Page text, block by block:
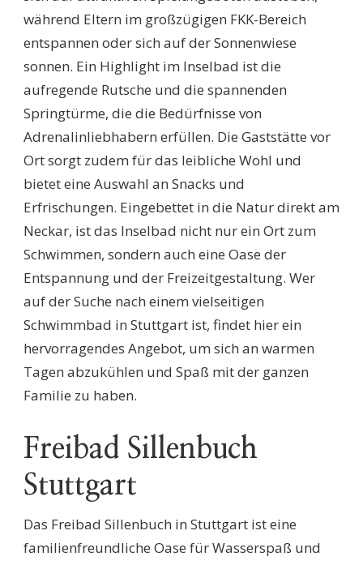
während Eltern im großzügigen FKK-Bereich
entspannen oder sich auf der Sonnenwiese
sonnen. Ein Highlight im Inselbad ist die
aufregende Rutsche und die spannenden
Springtürme, die die Bedürfnisse von
Adrenalinliebhabern erfüllen. Die Gaststätte vor
Ort sorgt zudem für das leibliche Wohl und
bietet eine Auswahl an Snacks und
Erfrischungen. Eingebettet in die Natur direkt am
Neckar, ist das Inselbad nicht nur ein Ort zum
Schwimmen, sondern auch eine Oase der
Entspannung und der Freizeitgestaltung. Wer
auf der Suche nach einem vielseitigen
Schwimmbad in Stuttgart ist, findet hier ein
hervorragendes Angebot, um sich an warmen
Tagen abzukühlen und Spaß mit der ganzen
Familie zu haben.
Freibad Sillenbuch
Stuttgart
Das Freibad Sillenbuch in Stuttgart ist eine
familienfreundliche Oase für Wasserspaß und